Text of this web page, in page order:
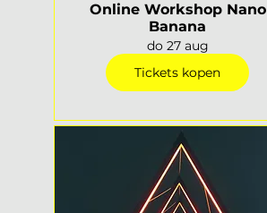
Online Workshop Nano
Banana
do 27 aug
Tickets kopen